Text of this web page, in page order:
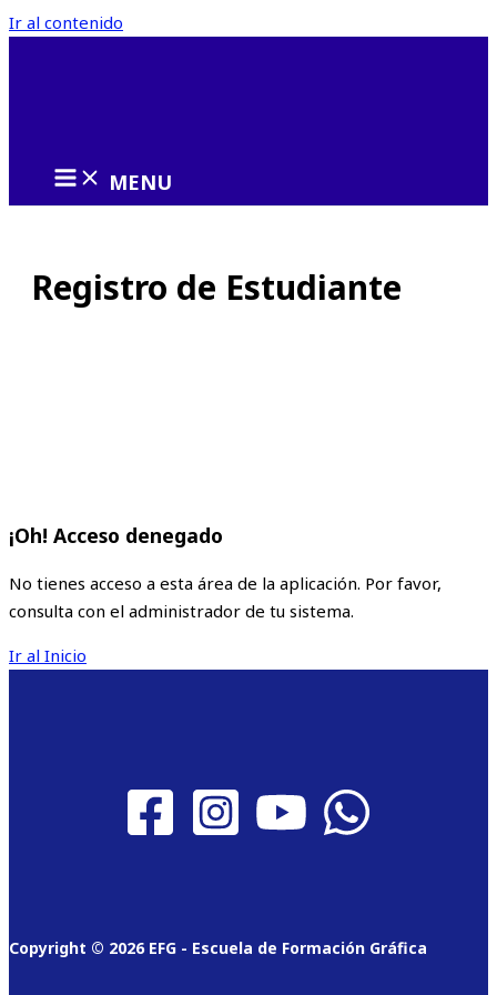
Ir al contenido
MENU
Registro de Estudiante
¡Oh! Acceso denegado
No tienes acceso a esta área de la aplicación. Por favor,
consulta con el administrador de tu sistema.
Ir al Inicio
Copyright © 2026 EFG - Escuela de Formación Gráfica